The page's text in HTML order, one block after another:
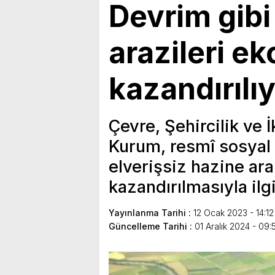
Devrim
arazileri
Çevre, Şehircilik ve
Kurum, resmî sosyal
elverişsiz hazine
kazandırılmasıyla
Yayınlanma Tarihi : 12 Ocak 2023 - 14:12
Güncelleme Tarihi : 01 Aralık 2024 -